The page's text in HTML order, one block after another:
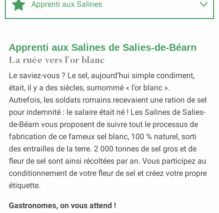
Apprenti aux Salines
Apprenti Éleveur
Apprenti aux Salines de Salies-de-Béarn
La ruée vers l’or blanc
Le saviez-vous ? Le sel, aujourd’hui simple condiment,
était, il y a des siècles, surnommé « l’or blanc ».
Autrefois, les soldats romains recevaient une ration de sel
pour indemnité : le salaire était né ! Les Salines de Salies-
de-Béarn vous proposent de suivre tout le processus de
fabrication de ce fameux sel blanc, 100 % naturel, sorti
des entrailles de la terre. 2 000 tonnes de sel gros et de
fleur de sel sont ainsi récoltées par an. Vous participez au
conditionnement de votre fleur de sel et créez votre propre
étiquette.
Gastronomes, on vous attend !